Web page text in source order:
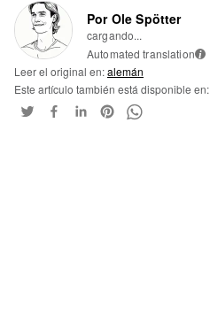
Por Ole Spötter
cargando...
Automated translation i
Leer el original en:alemán
Este artículo también está disponible en: